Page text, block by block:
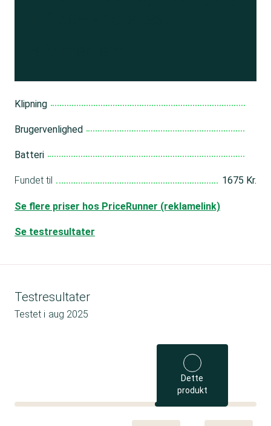
Klipning
Brugervenlighed
Batteri
Fundet til 1675 Kr.
Se flere priser hos PriceRunner (reklamelink)
Se testresultater
Testresultater
Testet i aug 2025
Dette
produkt